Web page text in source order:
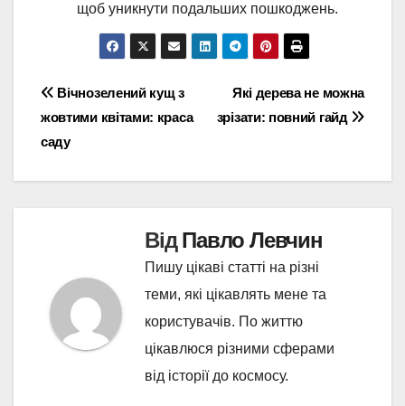
щоб уникнути подальших пошкоджень.
Навігація
записів
Які дерева не можна
зрізати: повний гайд
Вічнозелений кущ з
жовтими квітами: краса
саду
ВідПавло Левчин
Пишу цікаві статті на різні
теми, які цікавлять мене та
користувачів. По життю
цікавлюся різними сферами
від історії до космосу.